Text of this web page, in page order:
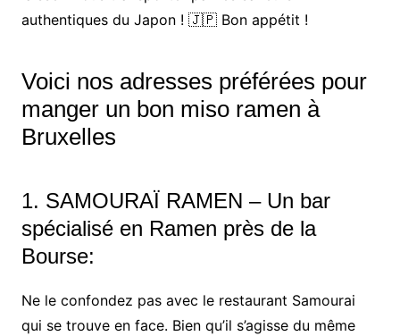
authentiques du Japon ! 🇯🇵 Bon appétit !
Voici nos adresses préférées pour
manger un bon miso ramen à
Bruxelles
1. SAMOURAÏ RAMEN – Un bar
spécialisé en Ramen près de la
Bourse:
Ne le confondez pas avec le restaurant Samourai
qui se trouve en face. Bien qu’il s’agisse du même